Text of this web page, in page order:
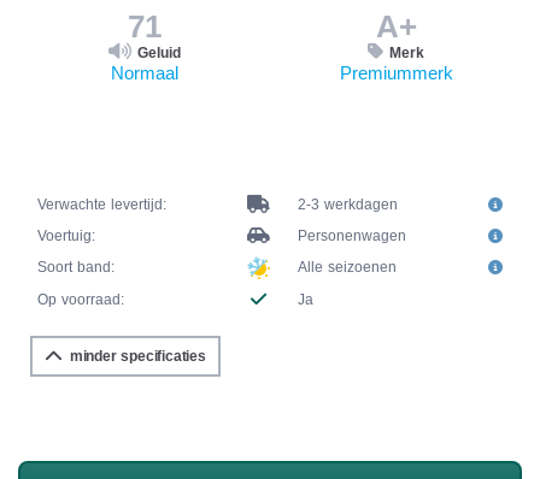
71
Geluid
Normaal
A+
Merk
Premiummerk
Verwachte levertijd:
2-3 werkdagen
Voertuig:
Personenwagen
Soort band:
Alle seizoenen
Op voorraad:
Ja
minder specificaties